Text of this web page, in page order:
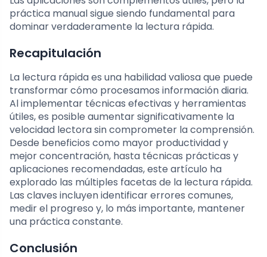
práctica manual sigue siendo fundamental para
dominar verdaderamente la lectura rápida.
Recapitulación
La lectura rápida es una habilidad valiosa que puede
transformar cómo procesamos información diaria.
Al implementar técnicas efectivas y herramientas
útiles, es posible aumentar significativamente la
velocidad lectora sin comprometer la comprensión.
Desde beneficios como mayor productividad y
mejor concentración, hasta técnicas prácticas y
aplicaciones recomendadas, este artículo ha
explorado las múltiples facetas de la lectura rápida.
Las claves incluyen identificar errores comunes,
medir el progreso y, lo más importante, mantener
una práctica constante.
Conclusión